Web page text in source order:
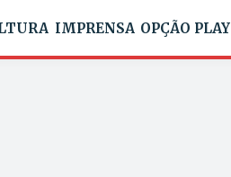
IMPRENSA OPÇÃO PLAY